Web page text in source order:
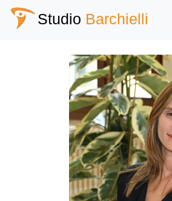
Studio Barchielli